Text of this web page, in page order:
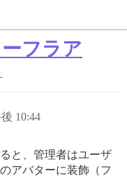
フラア
10:44
と、管理者はユーザ
アバターに装飾（フ